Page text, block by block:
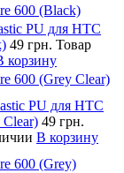
600 (Black)
PU для HTC
49 грн. Товар
корзину
600 (Grey Clear)
PU для HTC
Clear) 49 грн.
В корзину
600 (Grey)